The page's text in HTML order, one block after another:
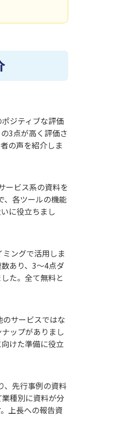
ジティブな評価
の3点が高く評価さ
の声を紹介しま
ービス系の資料を
、各ツールの機能
に役立ちまし
ミングで活用しま
あり、3〜4点ダ
た。全て無料と
のサービスではな
ップがありまし
けた準備に役立
、先行事例の資料
種別に資料が分
上長への報告資